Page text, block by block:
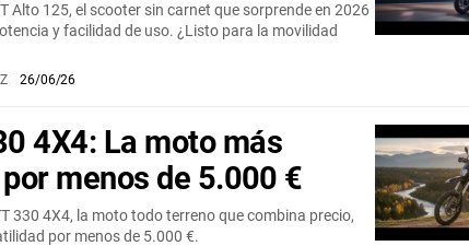
Alto 125, el scooter sin carnet que sorprende en 2026
y facilidad de uso. ¿Listo para la movilidad
26/06/26
4X4: La moto más
menos de 5.000 €
330 4X4, la moto todo terreno que combina precio,
por menos de 5.000 €.